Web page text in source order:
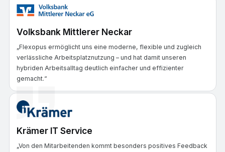
Volksbank Mittlerer Neckar
„Flexopus ermöglicht uns eine moderne, flexible und zugleich
verlässliche Arbeitsplatznutzung – und hat damit unseren
hybriden Arbeitsalltag deutlich einfacher und effizienter
gemacht.“
Krämer IT Service
„Von den Mitarbeitenden kommt besonders positives Feedback